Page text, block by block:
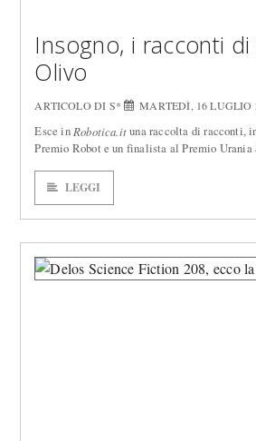
Insogno, i racconti
Olivo
ARTICOLO DI S* MARTEDÌ, 16 LUGLIO
Esce in Robotica.ituna raccolta di racconti,
Premio Robot e un finalista al Premio Urania
LEGGI